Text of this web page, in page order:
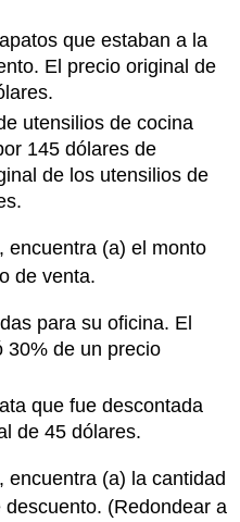
que estaban a la
El precio original de
utensilios de cocina
145 dólares de
de los utensilios de
encuentra (a) el monto
de venta.
para su oficina. El
30% de un precio
que fue descontada
de 45 dólares.
encuentra (a) la cantidad
(Redondear a